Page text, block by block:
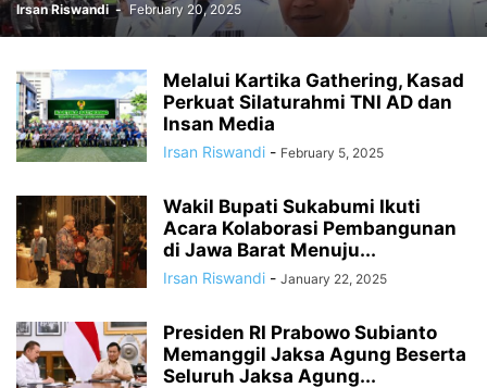
Irsan Riswandi - February 20, 2025
Melalui Kartika Gathering, Kasad
Perkuat Silaturahmi TNI AD dan
Insan Media
Irsan Riswandi - February 5, 2025
Wakil Bupati Sukabumi Ikuti
Acara Kolaborasi Pembangunan
di Jawa Barat Menuju...
Irsan Riswandi - January 22, 2025
Presiden RI Prabowo Subianto
Memanggil Jaksa Agung Beserta
Seluruh Jaksa Agung...